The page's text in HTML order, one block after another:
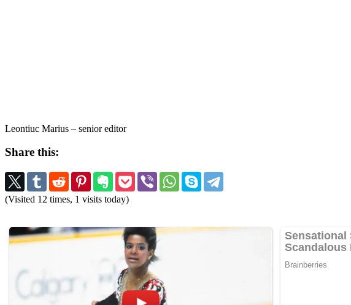
Leontiuc Marius – senior editor
Share this:
(Visited 12 times, 1 visits today)